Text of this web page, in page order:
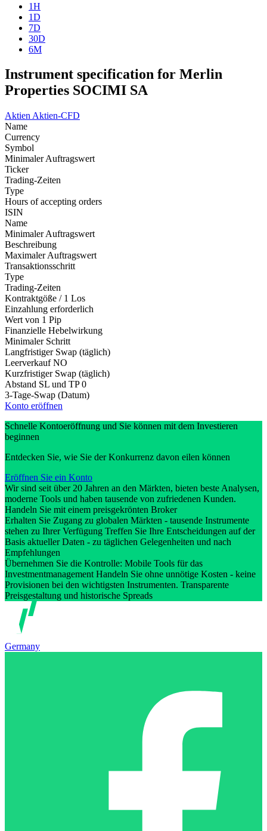
1H
1D
7D
30D
6M
Instrument specification for Merlin
Properties SOCIMI SA
Aktien Aktien-CFD
Name
Currency
Symbol
Minimaler Auftragswert
Ticker
Trading-Zeiten
Type
Hours of accepting orders
ISIN
Name
Minimaler Auftragswert
Beschreibung
Maximaler Auftragswert
Transaktionsschritt
Type
Trading-Zeiten
Kontraktgöße / 1 Los
Einzahlung erforderlich
Wert von 1 Pip
Finanzielle Hebelwirkung
Minimaler Schritt
Langfristiger Swap (täglich)
Leerverkauf NO
Kurzfristiger Swap (täglich)
Abstand SL und TP 0
3-Tage-Swap (Datum)
Konto eröffnen
Schnelle Kontoeröffnung und Sie können mit dem Investieren
beginnen
Entdecken Sie, wie Sie der Konkurrenz davon eilen können
Eröffnen Sie ein Konto
Wir sind seit über 20 Jahren an den Märkten, bieten beste Analysen,
moderne Tools und haben tausende von zufriedenen Kunden.
Handeln Sie mit einem preisgekrönten Broker
Erhalten Sie Zugang zu globalen Märkten - tausende Instrumente
stehen zu Ihrer Verfügung Treffen Sie Ihre Entscheidungen auf der
Basis aktueller Daten - zu täglichen Gelegenheiten und nach
Empfehlungen
Übernehmen Sie die Kontrolle: Mobile Tools für das
Investmentmanagement Handeln Sie ohne unnötige Kosten - keine
Provisionen bei den wichtigsten Instrumenten. Transparente
Preisgestaltung und historische Spreads
Germany